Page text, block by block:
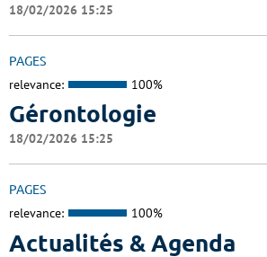
18/02/2026 15:25
PAGES
relevance: 100%
Gérontologie
18/02/2026 15:25
PAGES
relevance: 100%
Actualités & Agenda